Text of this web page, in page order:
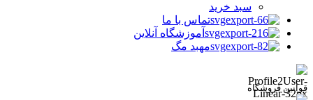
سبد خرید
تماس با ما
آموزشگاه آنلاین
مهبد مگ
قوانین فروشگاه